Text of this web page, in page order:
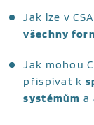
Jak lze v
všechny
Jak mohou
přispívat k
systémům a